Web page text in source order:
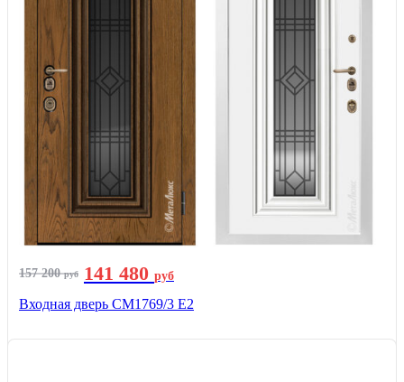
157 200руб 141 480 руб
Входная дверь СМ1769/3 Е2